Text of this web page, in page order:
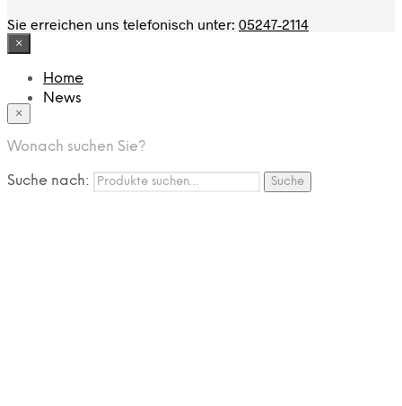
Sie erreichen uns telefonisch unter: 05247-2114
×
Home
News
App
FAQ
Nutzungbedingungen
Marken
×
Wonach suchen Sie?
Suche nach: Suche